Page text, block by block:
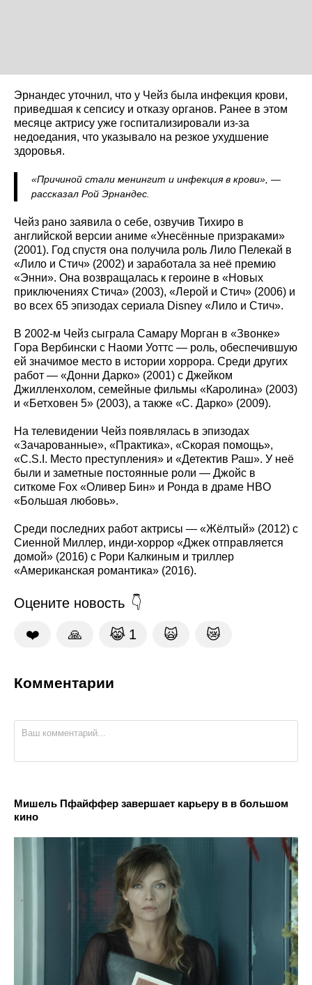
Эрнандес уточнил, что у Чейз была инфекция крови,
приведшая к сепсису и отказу органов. Ранее в этом
месяце актрису уже госпитализировали из‑за
недоедания, что указывало на резкое ухудшение
здоровья.
«Причиной стали менингит и инфекция в крови», —
рассказал Рой Эрнандес.
Чейз рано заявила о себе, озвучив Тихиро в
английской версии аниме «Унесённые призраками»
(2001). Год спустя она получила роль Лило Пелекай в
«Лило и Стич» (2002) и заработала за неё премию
«Энни». Она возвращалась к героине в «Новых
приключениях Стича» (2003), «Лерой и Стич» (2006) и
во всех 65 эпизодах сериала Disney «Лило и Стич».
В 2002-м Чейз сыграла Самару Морган в «Звонке»
Гора Вербински с Наоми Уоттс — роль, обеспечившую
ей значимое место в истории хоррора. Среди других
работ — «Донни Дарко» (2001) с Джейком
Джилленхолом, семейные фильмы «Каролина» (2003)
и «Бетховен 5» (2003), а также «С. Дарко» (2009).
На телевидении Чейз появлялась в эпизодах
«Зачарованные», «Практика», «Скорая помощь»,
«C.S.I. Место преступления» и «Детектив Раш». У неё
были и заметные постоянные роли — Джойс в
ситкоме Fox «Оливер Бин» и Ронда в драме HBO
«Большая любовь».
Среди последних работ актрисы — «Жёлтый» (2012) с
Сиенной Миллер, инди-хоррор «Джек отправляется
домой» (2016) с Рори Калкиным и триллер
«Американская романтика» (2016).
Оцените новость
❤️ 🙏 😹 1 🙀 😿
Комментарии
Мишель Пфайффер завершает карьеру в в большом
кино